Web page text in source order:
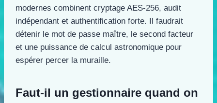
modernes combinent cryptage AES-256, audit
indépendant et authentification forte. Il faudrait
détenir le mot de passe maître, le second facteur
et une puissance de calcul astronomique pour
espérer percer la muraille.
Faut-il un gestionnaire quand on